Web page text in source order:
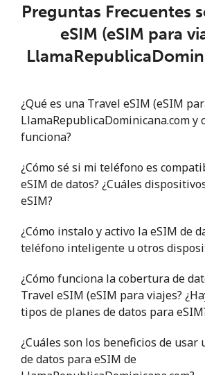
Preguntas Frecuentes
eSIM (eSIM para
¿Qué es una Travel eSIM (eSIM
LlamaRepublicaDominicana.com y
funciona?
¿Cómo sé si mi teléfono es
eSIM de datos? ¿Cuáles
eSIM?
¿Cómo instalo y activo la eSIM de
teléfono inteligente u otros
¿Cómo funciona la cobertura de
Travel eSIM (eSIM para viajes?
tipos de planes de datos para
¿Cuáles son los beneficios de usar
de datos para eSIM de